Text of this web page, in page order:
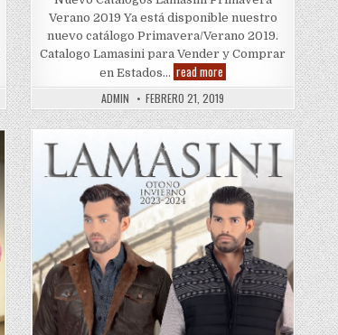
Verano 2019 Ya está disponible nuestro
nuevo catálogo Primavera/Verano 2019.
Catalogo Lamasini para Vender y Comprar
en Estados… read more
2019
ADMIN FEBRERO 21, 2019
Posted
in